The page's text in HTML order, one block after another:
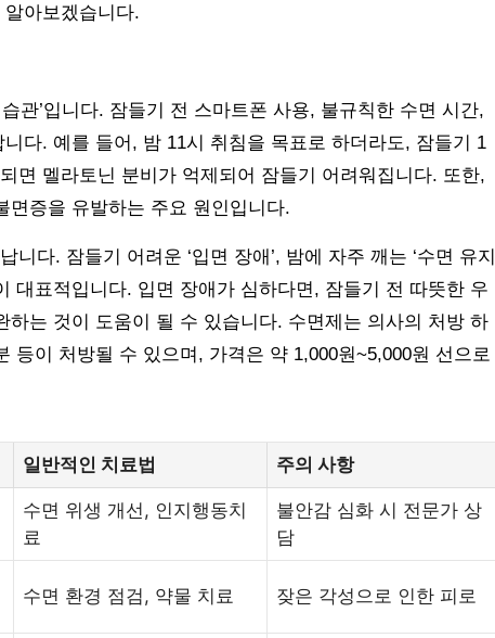
아보겠습니다.
관’입니다. 잠들기 전 스마트폰 사용, 불규칙한 수면 시간,
다. 예를 들어, 밤 11시 취침을 목표로 하더라도, 잠들기 1
면 멜라토닌 분비가 억제되어 잠들기 어려워집니다. 또한,
면증을 유발하는 주요 원인입니다.
니다. 잠들기 어려운 ‘입면 장애’, 밤에 자주 깨는 ‘수면 유지
대표적입니다. 입면 장애가 심하다면, 잠들기 전 따뜻한 우
하는 것이 도움이 될 수 있습니다. 수면제는 의사의 처방 하
등이 처방될 수 있으며, 가격은 약 1,000원~5,000원 선으로
일반적인 치료법 주의 사항
수면 위생 개선, 인지행동치
료
불안감 심화 시 전문가 상
담
수면 환경 점검, 약물 치료 잦은 각성으로 인한 피로